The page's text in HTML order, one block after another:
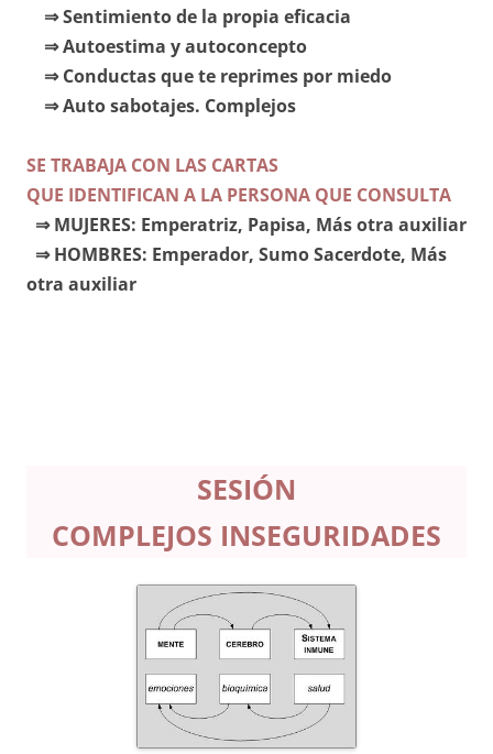
⇒ Sentimiento de la propia eficacia
⇒ Autoestima y autoconcepto
⇒ Conductas que te reprimes por miedo
⇒ Auto sabotajes. Complejos
SE TRABAJA CON LAS CARTAS
QUE IDENTIFICAN A LA PERSONA QUE CONSULTA
⇒ MUJERES: Emperatriz, Papisa, Más otra auxiliar
⇒ HOMBRES: Emperador, Sumo Sacerdote, Más
otra auxiliar
SESIÓN
COMPLEJOS INSEGURIDADES